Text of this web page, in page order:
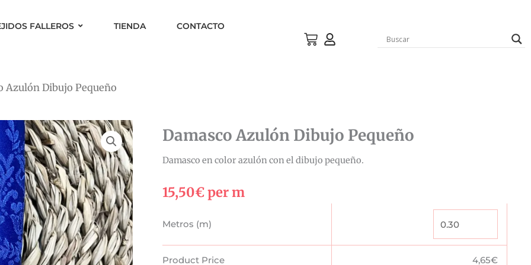
FALLEROS TIENDA CONTACTO
Azulón Dibujo Pequeño
Damasco Azulón Dibujo Pequeño
Damasco en color azulón con el dibujo pequeño.
15,50€per m
Metros (m)
Product Price 4,65€
Azulón
Dibujo